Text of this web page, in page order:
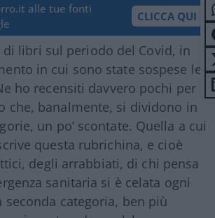
alle tue fonti
CLICCA QUI
libri sul periodo del Covid, in
in cui sono state sospese le
ho recensiti davvero pochi per il
che, banalmente, si dividono in
un po’ scontate. Quella a cui
questa rubrichina, e cioè
degli arrabbiati, di chi pensa
sanitaria si è celata ogni
seconda categoria, ben più